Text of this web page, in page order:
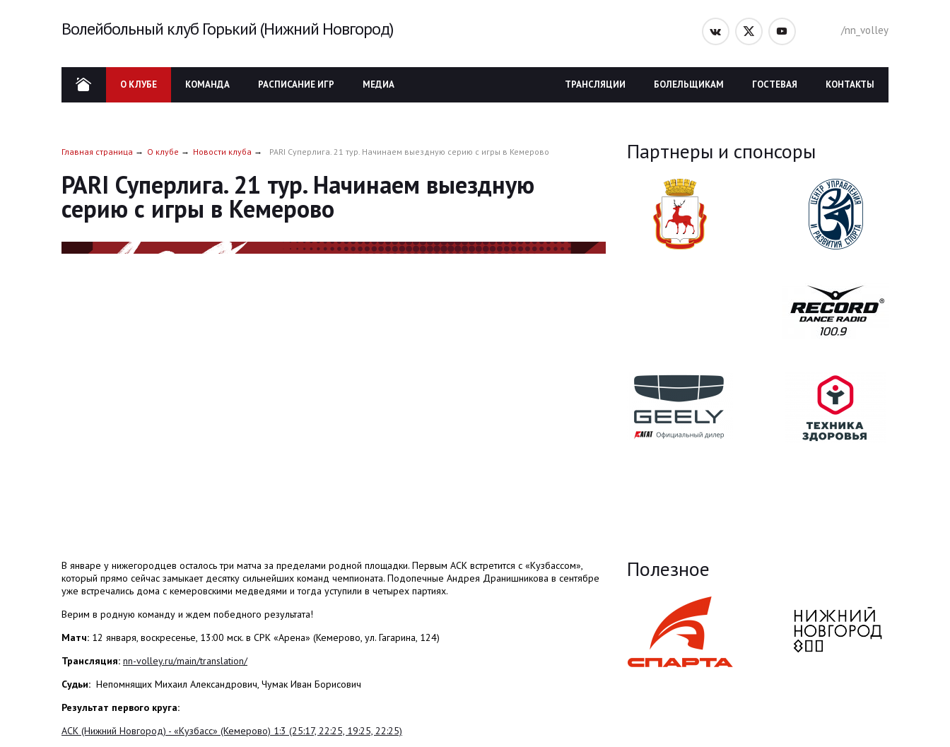
Волейбольный клуб Горький (Нижний Новгород) /nn_volley
О КЛУБЕ КОМАНДА РАСПИСАНИЕ ИГР МЕДИА КОНТАКТЫ
ГОСТЕВАЯ
БОЛЕЛЬЩИКАМ
ТРАНСЛЯЦИИ
Главная страница О клубе Новости клуба PARI Суперлига. 21 тур. Начинаем выездную серию с игры в Кемерово
PARI Суперлига. 21 тур. Начинаем выездную
серию с игры в Кемерово
В январе у нижегородцев осталось три матча за пределами родной площадки. Первым АСК встретится с «Кузбассом»,
который прямо сейчас замыкает десятку сильнейших команд чемпионата. Подопечные Андрея Дранишникова в сентябре
уже встречались дома с кемеровскими медведями и тогда уступили в четырех партиях.
Верим в родную команду и ждем победного результата!
Матч: 12 января, воскресенье, 13:00 мск. в СРК «Арена» (Кемерово, ул. Гагарина, 124)
Трансляция: nn-volley.ru/main/translation/
Судьи: Непомнящих Михаил Александрович, Чумак Иван Борисович
Результат первого круга:
АСК (Нижний Новгород) - «Кузбасс» (Кемерово) 1:3 (25:17, 22:25, 19:25, 22:25)
Партнеры и спонсоры
Полезное